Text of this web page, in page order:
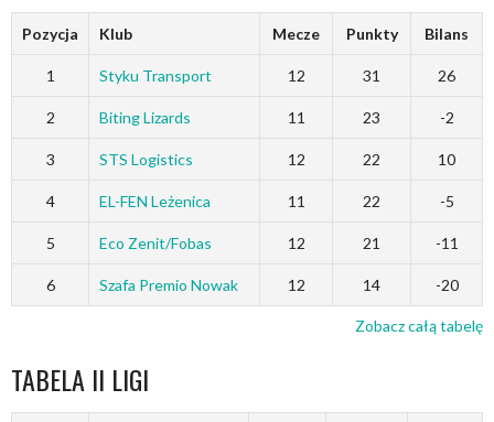
Pozycja Klub Mecze Punkty Bilans
1 Styku Transport 12 31 26
2 Biting Lizards 11 23 -2
3 STS Logistics 12 22 10
4 EL-FEN Leżenica 11 22 -5
5 Eco Zenit/Fobas 12 21 -11
6 Szafa Premio Nowak 12 14 -20
Zobacz całą tabelę
TABELA II LIGI